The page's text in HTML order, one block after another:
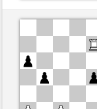
Negras
Tiempo: 4 minutes/
Esta partida es por puntos